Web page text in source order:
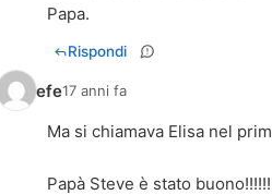
Papa.
Rispondi
efe17 anni fa
Ma si chiamava Elisa nel
Papà Steve è stato